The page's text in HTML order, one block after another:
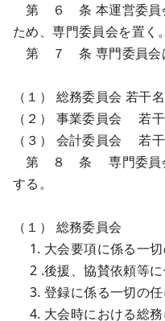
第 ６ 条 本運営委員
ため、専門委員会を置く。
第 ７ 条 専門委員会は
（１） 総務委員会 若干名
（２） 事業委員会 若
（３） 会計委員会 若
第 ８ 条 専門委員会
する。
（１） 総務委員会
1. 大会要項に係る一切
2 .後援、協賛依頼等に
3. 登録に係る一切の任
4. 大会時における総務